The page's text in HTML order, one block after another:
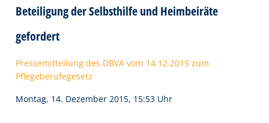
Beteiligung der Selbsthilfe und Heimbeiräte
gefordert
Pressemitteilung des DBVA vom 14.12.2015 zum
Pflegeberufegesetz
Montag, 14. Dezember 2015, 15:53 Uhr